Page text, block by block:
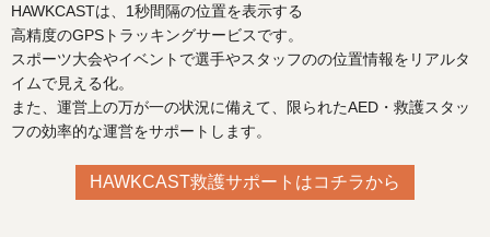
HAWKCASTは、1秒間隔の位置を表示する
高精度のGPSトラッキングサービスです。
スポーツ大会やイベントで選手やスタッフのの位置情報をリアルタ
イムで見える化。
また、運営上の万が一の状況に備えて、限られたAED・救護スタッ
フの効率的な運営をサポートします。
HAWKCAST救護サポートはコチラから